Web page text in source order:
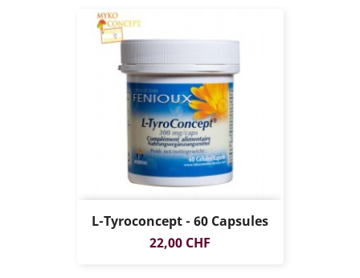
L-Tyroconcept - 60 Capsules
Prix
22,00 CHF